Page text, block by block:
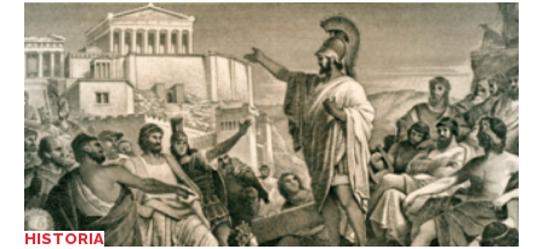
HISTORIA